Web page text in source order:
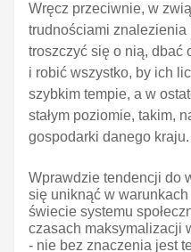
Wręcz przeciwnie, w
trudnościami znalezienia
troszczyć się o nią, dbać
i robić wszystko, by ich
szybkim tempie, a w
stałym poziomie, takim,
gospodarki danego kraju.
Wprawdzie tendencji do
się uniknąć w
świecie systemu
czasach maksymalizacji
- nie bez znaczenia jest